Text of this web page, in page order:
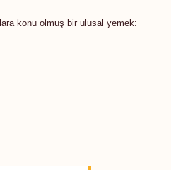
konu olmuş bir ulusal yemek: